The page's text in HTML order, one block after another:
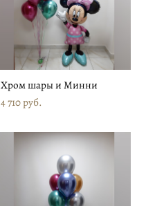
Хром шары и Минни
4 710 pуб.